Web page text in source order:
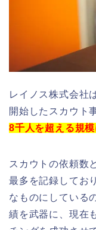
レイノス株式会社
開始したスカウト
8千人を超える規
スカウトの依頼数
最多を記録してお
なものにしている
績を武器に、現在